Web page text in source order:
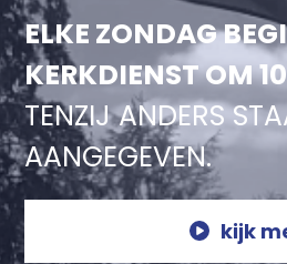
ELKE ZONDAG
KERKDIENST OM
TENZIJ ANDERS
AANGEGEVEN.
kijk